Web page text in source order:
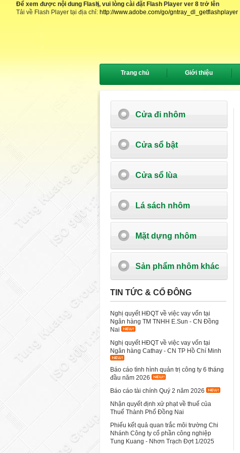
Để xem được nội dung Flash, vui lòng cài đặt Flash Player ver 8 trở lên
Tải về Flash Player tại địa chỉ: http://www.adobe.com/go/gntray_dl_getflashplayer
{
Trang chủ Giới thiệu
Cửa đi nhôm
Cửa sổ bật
Cửa sổ lùa
Lá sách nhôm
Mặt dựng nhôm
Sản phẩm nhôm khác
TIN TỨC & CỔ ĐÔNG
Nghị quyết HĐQT về việc vay vốn tại
Ngân hàng TM TNHH E.Sun - CN Đồng
Nai
Nghị quyết HĐQT về việc vay vốn tại
Ngân hàng Cathay - CN TP Hồ Chí Minh
Báo cáo tình hình quản trị công ty 6 tháng
đầu năm 2026
Báo cáo tài chính Quý 2 năm 2026
Nhận quyết định xử phạt về thuế của
Thuế Thành Phố Đồng Nai
Phiếu kết quả quan trắc môi trường Chi
Nhánh Công ty cổ phần công nghiệp
Tung Kuang - Nhơn Trạch Đợt 1/2025